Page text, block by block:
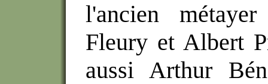
l'ancien
Fleury et Albert
aussi Arthur